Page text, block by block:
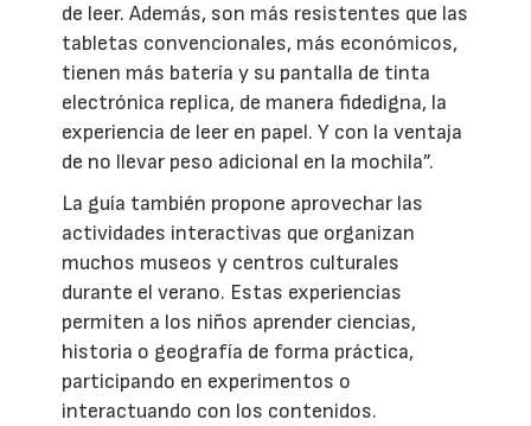
de leer. Además, son más resistentes que las
tabletas convencionales, más económicos,
tienen más batería y su pantalla de tinta
electrónica replica, de manera fidedigna, la
experiencia de leer en papel. Y con la ventaja
de no llevar peso adicional en la mochila”.
La guía también propone aprovechar las
actividades interactivas que organizan
muchos museos y centros culturales
durante el verano. Estas experiencias
permiten a los niños aprender ciencias,
historia o geografía de forma práctica,
participando en experimentos o
interactuando con los contenidos.